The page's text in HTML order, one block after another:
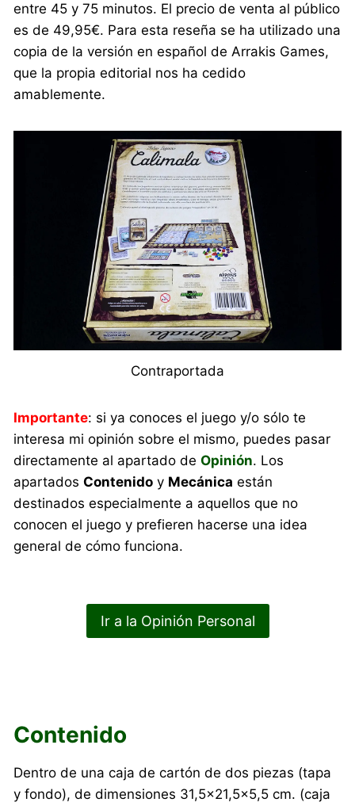
entre 45 y 75 minutos. El precio de venta al público
es de 49,95€. Para esta reseña se ha utilizado una
copia de la versión en español de Arrakis Games,
que la propia editorial nos ha cedido
amablemente.
Contraportada
Importante: si ya conoces el juego y/o sólo te
interesa mi opinión sobre el mismo, puedes pasar
directamente al apartado deOpinión. Los
apartadosContenido y Mecánica están
destinados especialmente a aquellos que no
conocen el juego y prefieren hacerse una idea
general de cómo funciona.
Ir a la Opinión Personal
Contenido
Dentro de una caja de cartón de dos piezas (tapa
y fondo), de dimensiones 31,5×21,5×5,5 cm. (caja